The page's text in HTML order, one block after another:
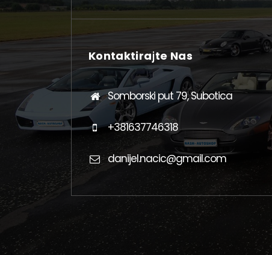
Kontaktirajte Nas
Somborski put 79, Subotica
+381637746318
danijel.nacic@gmail.com